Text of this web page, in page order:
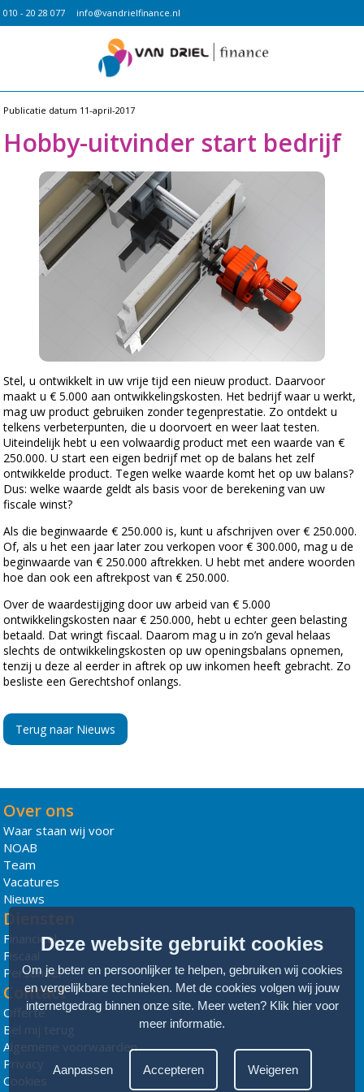
010 - 20 28 077 info@vandrielfinance.nl
Publicatie datum 11-april-2017
Hobby-uitvinder start bedrijf
Stel, u ontwikkelt in uw vrije tijd een nieuw product. Daarvoor
maakt u € 5.000 aan ontwikkelingskosten. Het bedrijf waar u werkt,
mag uw product gebruiken zonder tegenprestatie. Zo ontdekt u
telkens verbeterpunten, die u doorvoert en weer laat testen.
Uiteindelijk hebt u een volwaardig product met een waarde van €
250.000. U start een eigen bedrijf met op de balans het zelf
ontwikkelde product. Tegen welke waarde komt het op uw balans?
Dus: welke waarde geldt als basis voor de berekening van uw
fiscale winst?
Als die beginwaarde € 250.000 is, kunt u afschrijven over € 250.000.
Of, als u het een jaar later zou verkopen voor € 300.000, mag u de
beginwaarde van € 250.000 aftrekken. U hebt met andere woorden
hoe dan ook een aftrekpost van € 250.000.
Over de waardestijging door uw arbeid van € 5.000
ontwikkelingskosten naar € 250.000, hebt u echter geen belasting
betaald. Dat wringt fiscaal. Daarom mag u in zo’n geval helaas
slechts de ontwikkelingskosten op uw openingsbalans opnemen,
tenzij u deze al eerder in aftrek op uw inkomen heeft gebracht. Zo
besliste een Gerechtshof onlangs.
Terug naar Nieuws
Over ons
Waar staan wij voor
NOAB
Team
Vacatures
Nieuws
Diensten
Financieel
Fiscaal
Personeel
Contact
Offerte
Bel mij terug
Algemene voorwaarden
Privacy
Cookies
Deze website gebruikt cookies
Om je beter en persoonlijker te helpen, gebruiken wij cookies
en vergelijkbare technieken. Met de cookies volgen wij jouw
internetgedrag binnen onze site. Meer weten? Klik hier voor
meer informatie.
Aanpassen Accepteren Weigeren